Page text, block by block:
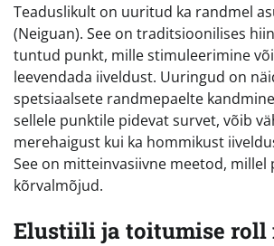
Teaduslikult on uuritud ka randmel
(Neiguan). See on traditsioonilises
tuntud punkt, mille stimuleerimine
leevendada iiveldust. Uuringud on
spetsiaalsete randmepaelte
sellele punktile pidevat survet, võib
merehaigust kui ka hommikust
See on mitteinvasiivne meetod, millel
kõrvalmõjud.
Elustiili ja toitumise roll